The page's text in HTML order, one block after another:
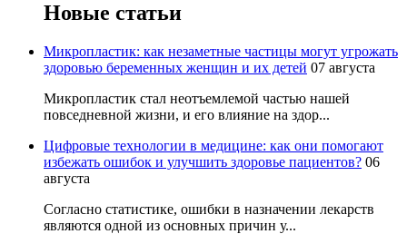
Новые статьи
Микропластик: как незаметные частицы могут угрожать
здоровью беременных женщин и их детей 07 августа
Микропластик стал неотъемлемой частью нашей
повседневной жизни, и его влияние на здор...
Цифровые технологии в медицине: как они помогают
избежать ошибок и улучшить здоровье пациентов? 06
августа
Согласно статистике, ошибки в назначении лекарств
являются одной из основных причин у...